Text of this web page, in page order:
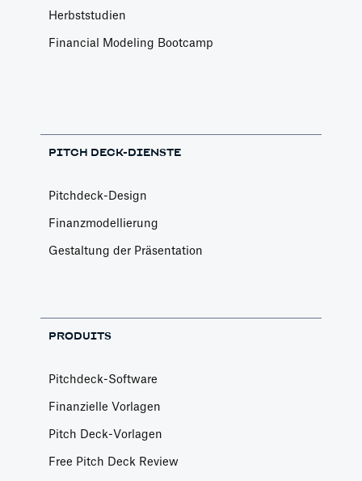
Herbststudien
Financial Modeling Bootcamp
PITCH DECK-DIENSTE
Pitchdeck-Design
Finanzmodellierung
Gestaltung der Präsentation
PRODUITS
Pitchdeck-Software
Finanzielle Vorlagen
Pitch Deck-Vorlagen
Free Pitch Deck Review